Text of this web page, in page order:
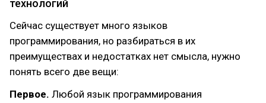
технологий
Сейчас существует много языков
программирования, но разбираться в их
преимуществах и недостатках нет смысла, нужно
понять всего две вещи:
Первое. Любой язык программирования